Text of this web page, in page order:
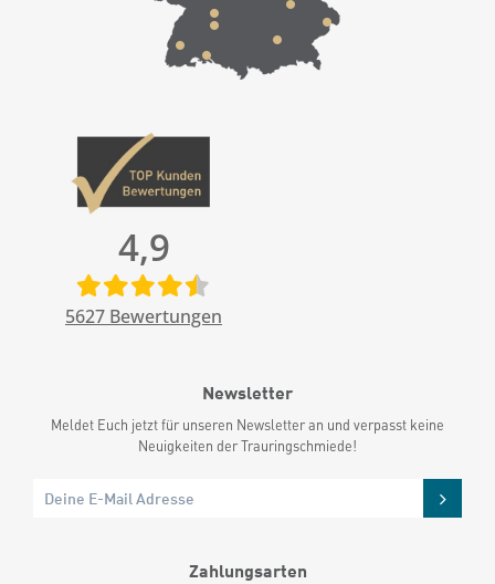
4,9
5627 Bewertungen
Newsletter
Meldet Euch jetzt für unseren Newsletter an und verpasst keine
Neuigkeiten der Trauringschmiede!
Zahlungsarten